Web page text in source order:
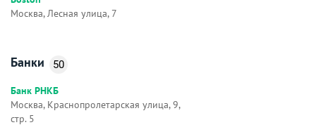
Москва, Лесная улица, 7
Банки 50
Банк РНКБ
Москва, Краснопролетарская улица, 9,
стр. 5